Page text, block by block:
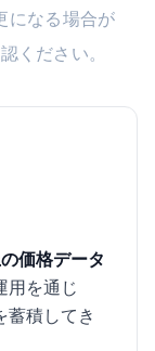
になる場合が
ください。
価格データ
用を通じ
蓄積してき